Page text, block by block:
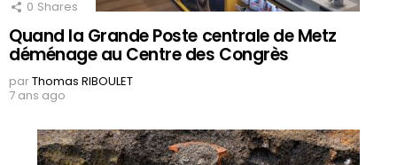
0 Shares
Quand la Grande Poste centrale de Metz
déménage au Centre des Congrès
parThomas RIBOULET
7 ans ago